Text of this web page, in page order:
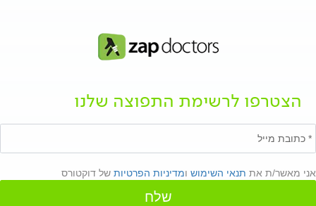
הצטרפו לרשימת התפוצה שלנו
אני מאשר/ת את תנאי השימוש ומדיניות הפרטיות של דוקטורס
שלח